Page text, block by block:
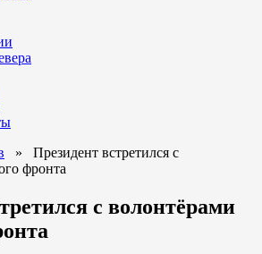
» Президент встретился с
фронта
с волонтёрами